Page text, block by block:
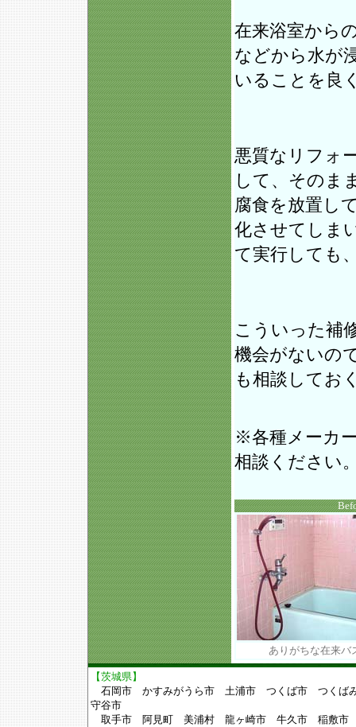
在来浴室から
などから水が
いることを良
悪質なリフォ
して、そのま
腐食を放置し
化させてしま
て実行しても
こういった補
機会がないの
も相談してお
※各種メーカ
相談ください
ありがちな在来バ
【茨城県】
石岡市 かすみがうら市 土浦市 つくば市 つくば
守谷市
取手市 阿見町 美浦村 龍ヶ崎市 牛久市 稲敷